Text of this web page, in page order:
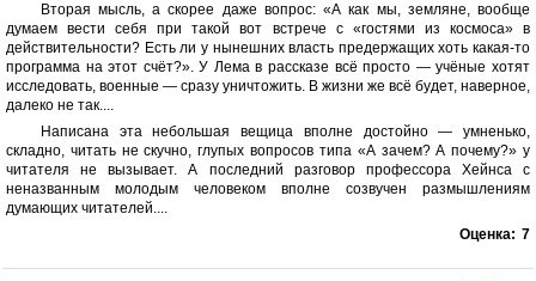
Вторая мысль, а скорее даже вопрос: «А как мы, земляне, вообще
думаем вести себя при такой вот встрече с «гостями из космоса» в
действительности? Есть ли у нынешних власть предержащих хоть какая-то
программа на этот счёт?». У Лема в рассказе всё просто — учёные хотят
исследовать, военные — сразу уничтожить. В жизни же всё будет, наверное,
далеко не так....
Написана эта небольшая вещица вполне достойно — умненько,
складно, читать не скучно, глупых вопросов типа «А зачем? А почему?» у
читателя не вызывает. А последний разговор профессора Хейнса с
неназванным молодым человеком вполне созвучен размышлениям
думающих читателей....
Оценка: 7